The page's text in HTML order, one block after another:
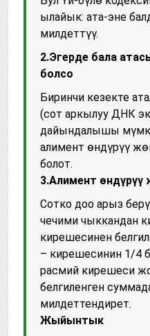
ылайык: ата-эне
милдеттүү.
2.Эгерде бала
болсо
Биринчи кезекте
(сот аркылуу ДНК
дайындалышы
алимент өндүрүү
болот.
3.Алимент өндүрүү
Сотко доо арыз
чечими чыккандан
кирешесинен
– кирешесинин 1/4
расмий кирешеси
белгиленген
милдеттендирет.
Жыйынтык